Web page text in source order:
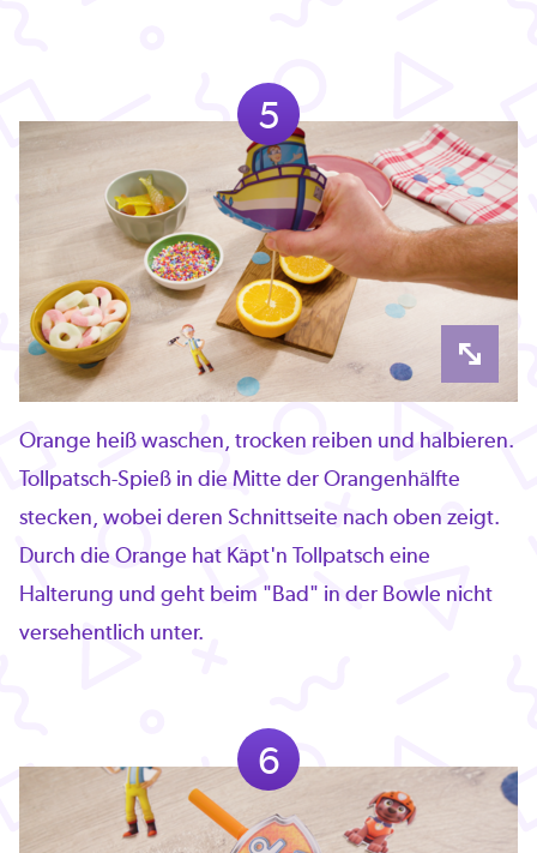
5
Orange heiß waschen, trocken reiben und halbieren.
Tollpatsch-Spieß in die Mitte der Orangenhälfte
stecken, wobei deren Schnittseite nach oben zeigt.
Durch die Orange hat Käpt'n Tollpatsch eine
Halterung und geht beim "Bad" in der Bowle nicht
versehentlich unter.
6